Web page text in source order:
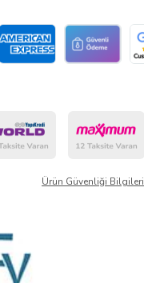
Ürün Güvenliği Bilgileri